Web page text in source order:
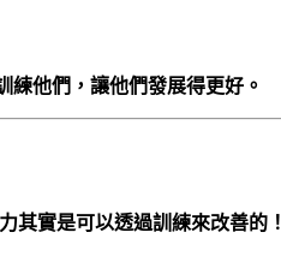
練他們，讓他們發展得更好。
其實是可以透過訓練來改善的！